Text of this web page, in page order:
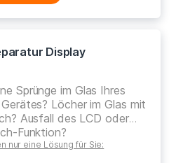
Display
Sprünge im Glas Ihres
Löcher im Glas mit
Ausfall des LCD oder
Funktion?
nur eine Lösung für Sie: